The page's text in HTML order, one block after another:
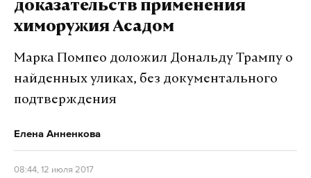
доказательств применения
химоружия Асадом
Марка Помпео доложил Дональду Трампу о
найденных уликах, без документального
подтверждения
Елена Анненкова
08:44, 12 июля 2017